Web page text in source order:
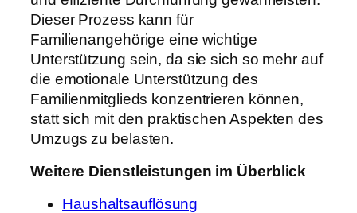
Dieser Prozess kann für
Familienangehörige eine wichtige
Unterstützung sein, da sie sich so mehr auf
die emotionale Unterstützung des
Familienmitglieds konzentrieren können,
statt sich mit den praktischen Aspekten des
Umzugs zu belasten.
Weitere Dienstleistungen im Überblick
Haushaltsauflösung